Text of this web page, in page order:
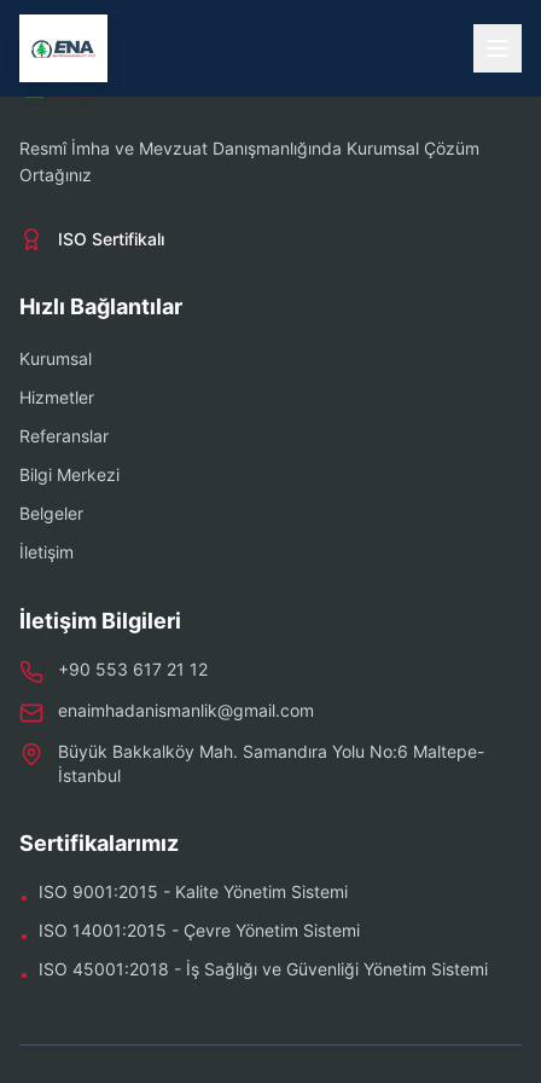
Resmî İmha ve Mevzuat Danışmanlığında Kurumsal Çözüm
Ortağınız
ISO Sertifikalı
Hızlı Bağlantılar
Kurumsal
Hizmetler
Referanslar
Bilgi Merkezi
Belgeler
İletişim
İletişim Bilgileri
+90 553 617 21 12
enaimhadanismanlik@gmail.com
Büyük Bakkalköy Mah. Samandıra Yolu No:6 Maltepe-
İstanbul
Sertifikalarımız
• ISO 9001:2015 - Kalite Yönetim Sistemi
• ISO 14001:2015 - Çevre Yönetim Sistemi
• ISO 45001:2018 - İş Sağlığı ve Güvenliği Yönetim Sistemi